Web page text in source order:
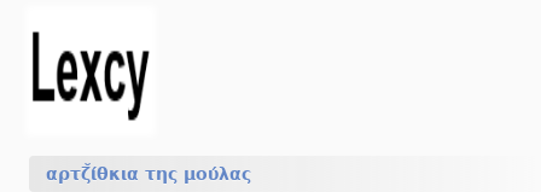
αρτζ̆ίθκια της μούλας